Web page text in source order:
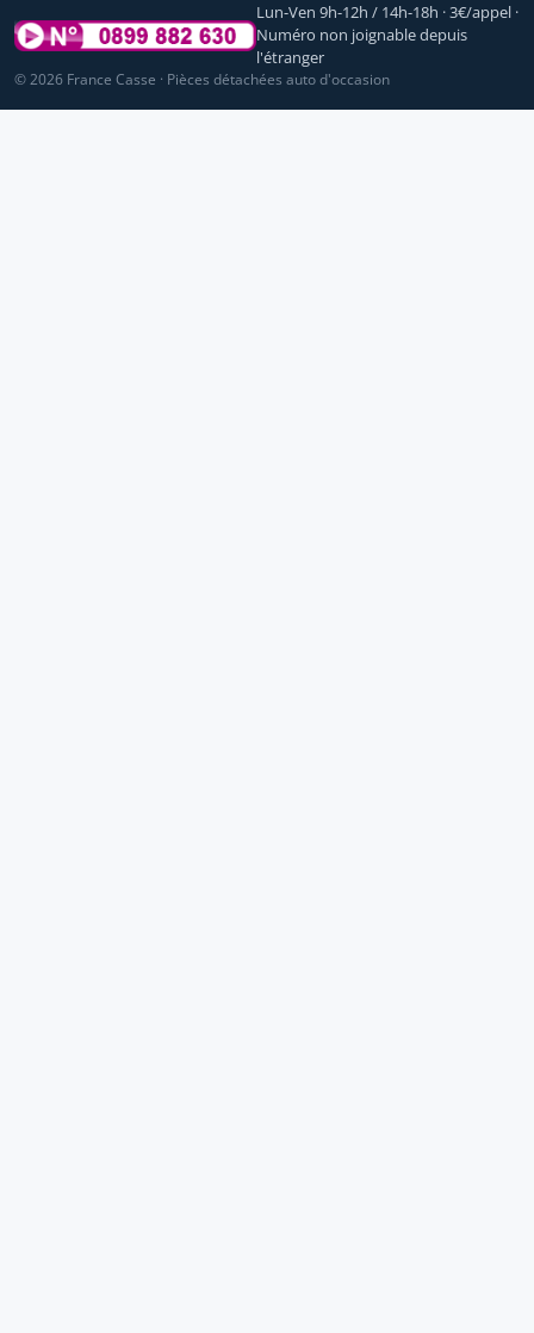
Lun-Ven 9h-12h / 14h-18h · 3€/appel ·
Numéro non joignable depuis
l'étranger
© 2026 France Casse · Pièces détachées auto d'occasion